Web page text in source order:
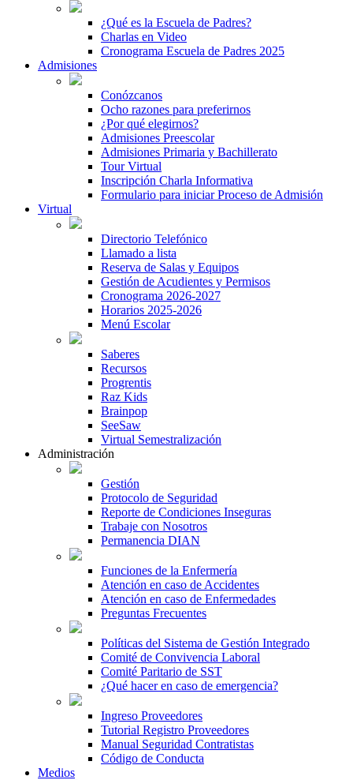
¿Qué es la Escuela de Padres?
Charlas en Video
Cronograma Escuela de Padres 2025
Admisiones
Conózcanos
Ocho razones para preferirnos
¿Por qué elegirnos?
Admisiones Preescolar
Admisiones Primaria y Bachillerato
Tour Virtual
Inscripción Charla Informativa
Formulario para iniciar Proceso de Admisión
Virtual
Directorio Telefónico
Llamado a lista
Reserva de Salas y Equipos
Gestión de Acudientes y Permisos
Cronograma 2026-2027
Horarios 2025-2026
Menú Escolar
Saberes
Recursos
Progrentis
Raz Kids
Brainpop
SeeSaw
Virtual Semestralización
Administración
Gestión
Protocolo de Seguridad
Reporte de Condiciones Inseguras
Trabaje con Nosotros
Permanencia DIAN
Funciones de la Enfermería
Atención en caso de Accidentes
Atención en caso de Enfermedades
Preguntas Frecuentes
Políticas del Sistema de Gestión Integrado
Comité de Convivencia Laboral
Comité Paritario de SST
¿Qué hacer en caso de emergencia?
Ingreso Proveedores
Tutorial Registro Proveedores
Manual Seguridad Contratistas
Código de Conducta
Medios